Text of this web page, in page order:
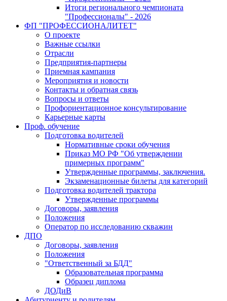
Итоги регионального чемпионата
"Профессионалы" - 2026
ФП "ПРОФЕССИОНАЛИТЕТ"
О проекте
Важные ссылки
Отрасли
Предприятия-партнеры
Приемная кампания
Мероприятия и новости
Контакты и обратная связь
Вопросы и ответы
Профориентационное консультирование
Карьерные карты
Проф. обучение
Подготовка водителей
Нормативные сроки обучения
Приказ МО РФ "Об утверждении
примерных программ"
Утвержденные программы, заключения.
Экзаменационные билеты для категорий
Подготовка водителей трактора
Утвержденные программы
Договоры, заявления
Положения
Оператор по исследованию скважин
ДПО
Договоры, заявления
Положения
"Ответственный за БДД"
Образовательная программа
Образец диплома
ДОДиВ